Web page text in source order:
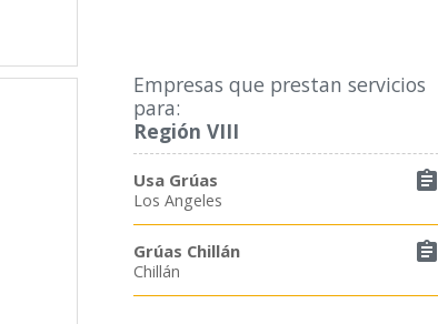
Empresas que prestan servicios
para:
Región VIII

Usa Grúas
Los Angeles

Grúas Chillán
Chillán